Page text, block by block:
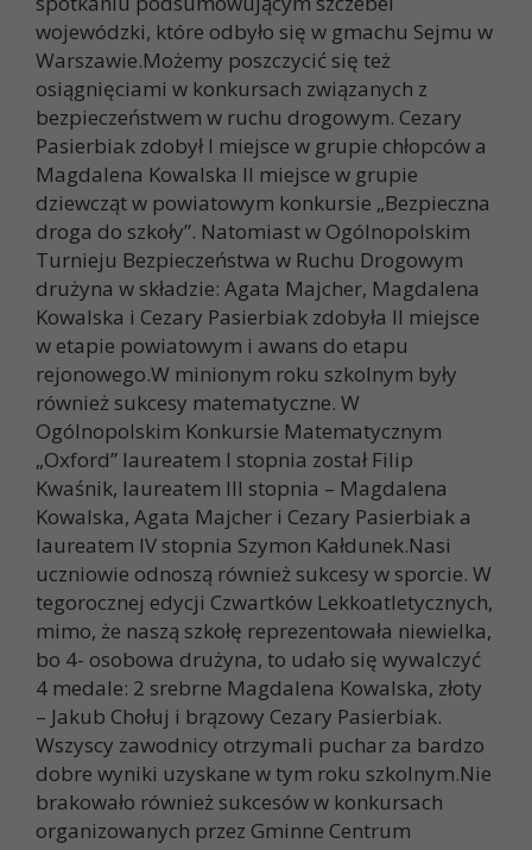
wojewódzki, które odbyło się w gmachu Sejmu w
Warszawie.Możemy poszczycić się też
osiągnięciami w konkursach związanych z
bezpieczeństwem w ruchu drogowym. Cezary
Pasierbiak zdobył I miejsce w grupie chłopców a
Magdalena Kowalska II miejsce w grupie
dziewcząt w powiatowym konkursie „Bezpieczna
droga do szkoły”. Natomiast w Ogólnopolskim
Turnieju Bezpieczeństwa w Ruchu Drogowym
drużyna w składzie: Agata Majcher, Magdalena
Kowalska i Cezary Pasierbiak zdobyła II miejsce
w etapie powiatowym i awans do etapu
rejonowego.W minionym roku szkolnym były
również sukcesy matematyczne. W
Ogólnopolskim Konkursie Matematycznym
„Oxford” laureatem I stopnia został Filip
Kwaśnik, laureatem III stopnia – Magdalena
Kowalska, Agata Majcher i Cezary Pasierbiak a
laureatem IV stopnia Szymon Kałdunek.Nasi
uczniowie odnoszą również sukcesy w sporcie. W
tegorocznej edycji Czwartków Lekkoatletycznych,
mimo, że naszą szkołę reprezentowała niewielka,
bo 4- osobowa drużyna, to udało się wywalczyć
4 medale: 2 srebrne Magdalena Kowalska, złoty
– Jakub Chołuj i brązowy Cezary Pasierbiak.
Wszyscy zawodnicy otrzymali puchar za bardzo
dobre wyniki uzyskane w tym roku szkolnym.Nie
brakowało również sukcesów w konkursach
organizowanych przez Gminne Centrum